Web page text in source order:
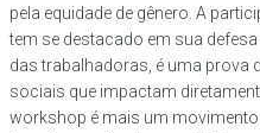
pela equidade de gênero. A
tem se destacado em sua
das trabalhadoras, é uma prova
sociais que impactam
workshop é mais um